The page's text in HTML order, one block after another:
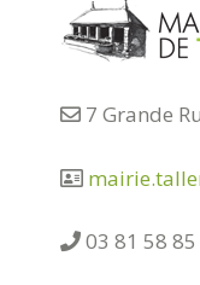
7 Grande
03 81 58